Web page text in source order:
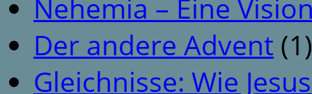
Nehemia – Eine
Der andere Advent (1)
Gleichnisse: Wie